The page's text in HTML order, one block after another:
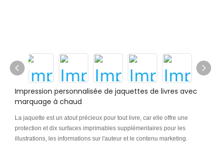
Impression personnalisée de jaquettes de livres avec
marquage à chaud
La jaquette est un atout précieux pour tout livre, car elle offre une
protection et dix surfaces imprimables supplémentaires pour les
illustrations, les informations sur l'auteur et le contenu marketing.